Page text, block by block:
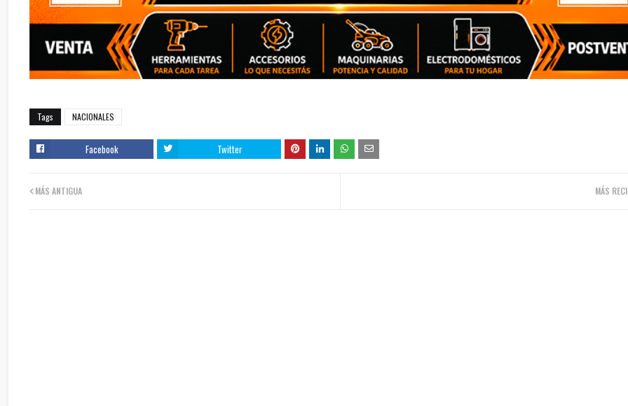
Tags NACIONALES
Facebook Twitter
MÁS
MÁS ANTIGUA